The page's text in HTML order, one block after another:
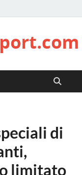
di
limitato